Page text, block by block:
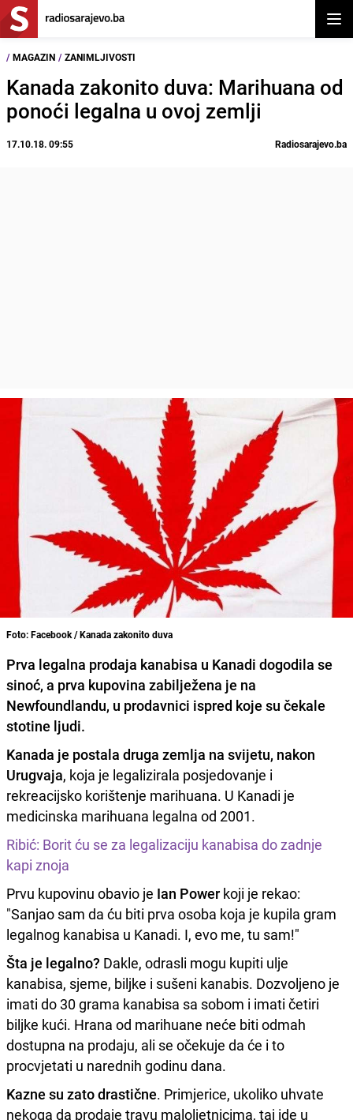
/ MAGAZIN / ZANIMLJIVOSTI
Kanada zakonito duva: Marihuana od
ponoći legalna u ovoj zemlji
17.10.18. 09:55 Radiosarajevo.ba
Foto: Facebook / Kanada zakonito duva
Prva legalna prodaja kanabisa u Kanadi dogodila se
sinoć, a prva kupovina zabilježena je na
Newfoundlandu, u prodavnici ispred koje su čekale
stotine ljudi.
Kanada je postala druga zemlja na svijetu, nakon
Urugvaja, koja je legalizirala posjedovanje i
rekreacijsko korištenje marihuana. U Kanadi je
medicinska marihuana legalna od 2001.
Ribić: Borit ću se za legalizaciju kanabisa do zadnje
kapi znoja
Prvu kupovinu obavio je Ian Power koji je rekao:
"Sanjao sam da ću biti prva osoba koja je kupila gram
legalnog kanabisa u Kanadi. I, evo me, tu sam!"
Šta je legalno? Dakle, odrasli mogu kupiti ulje
kanabisa, sjeme, biljke i sušeni kanabis. Dozvoljeno je
imati do 30 grama kanabisa sa sobom i imati četiri
biljke kući. Hrana od marihuane neće biti odmah
dostupna na prodaju, ali se očekuje da će i to
procvjetati u narednih godinu dana.
Kazne su zato drastične. Primjerice, ukoliko uhvate
nekoga da prodaje travu maloljetnicima, taj ide u